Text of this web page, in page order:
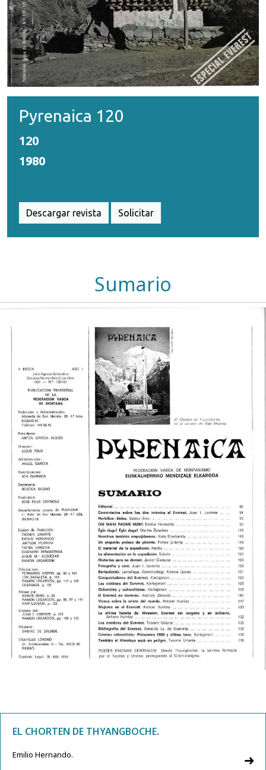
Pyrenaica 120
120
1980
Descargar revista Solicitar
Sumario
EL CHORTEN DE THYANGBOCHE.
Emilio Hernando.